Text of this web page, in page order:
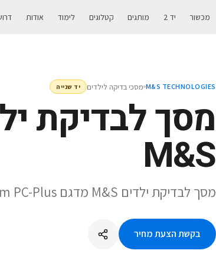
מכשור יד 2 מותגים קטלוגים לימוד אודות
M&S TECHNOLOGIES מסכי בדיקה לילדים יד שנייה
מסך לבדיקת
M&S
מסך לבדיקת ילדים M&S מדגם Smart System PC-Plus
בקשת הצעת מחיר